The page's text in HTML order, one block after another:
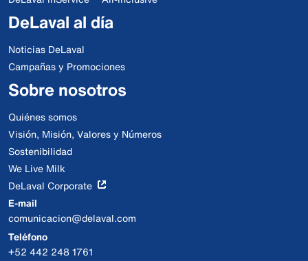
DeLaval al día
Noticias DeLaval
Campañas y Promociones
Sobre nosotros
Quiénes somos
Visión, Misión, Valores y Números
Sostenibilidad
We Live Milk
DeLaval Corporate
E-mail
comunicacion@delaval.com
Teléfono
+52 442 248 1761